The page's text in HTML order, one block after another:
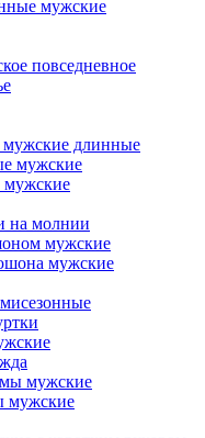
мужские
повседневное
длинные
мужские
мужские
на молнии
мужские
мужские
мужские
мужские